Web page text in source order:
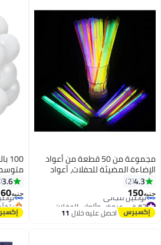
مجموعة من 50 قطعة من أعواد
الإضاءة المضيئة للحفلات، أعواد
إضاءة نيون للأطفال، أساور مضيئة،
لوازم حفلات داكنة
4.3
2
جنيه150
#3 في عروض وألعاب الحفلات
أقل سعر في 7 يوم
توصيل مجاني
احصل عليه خلال 11
متوسط
للنفخ
3.6
جنيه